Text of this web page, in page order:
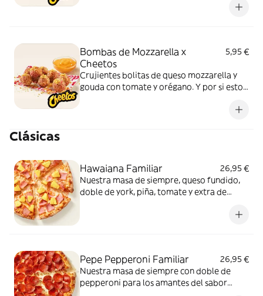
acompañados de nuestra salsa Quesabrosa.
Bombas de Mozzarella x
Cheetos
5,95 €
Crujientes bolitas de queso mozzarella y
gouda con tomate y orégano. Y por si esto
de Cheetos acompañado de nuestra salsa
Clásicas
Hawaiana Familiar
26,95 €
Nuestra masa de siempre, queso fundido,
doble de york, piña, tomate y extra de
Pepe Pepperoni Familiar
26,95 €
Nuestra masa de siempre con doble de
pepperoni para los amantes del sabor